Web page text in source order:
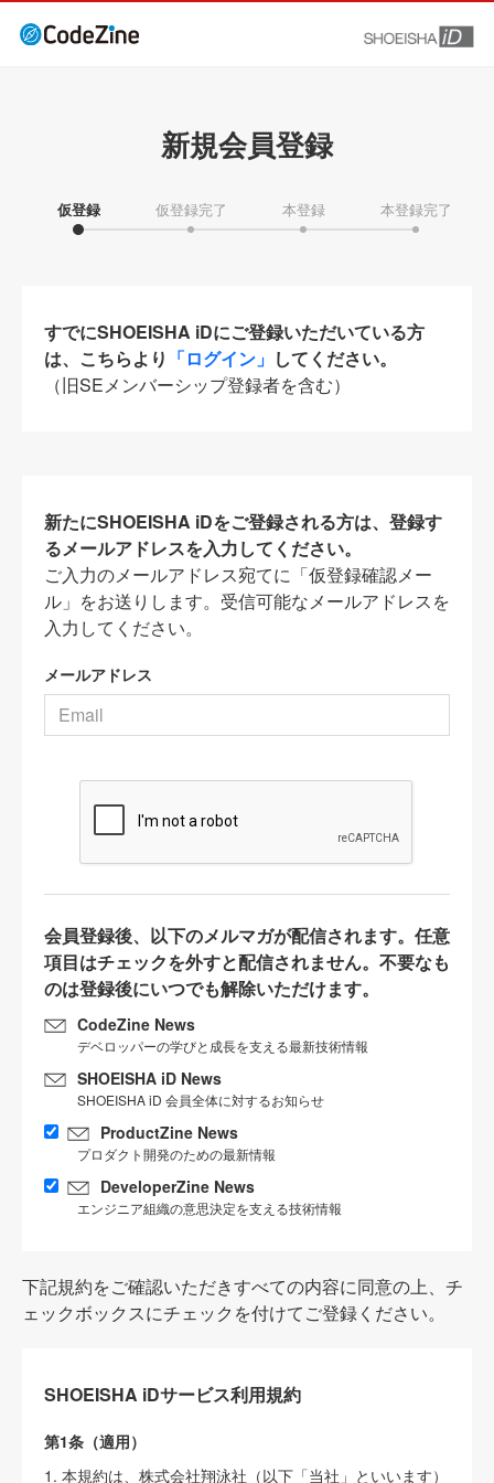
新規会員登録
仮登録 仮登録完了 本登録 本登録完了
すでにSHOEISHA iDにご登録いただいている方
は、こちらより 「ログイン」 してください。
（旧SEメンバーシップ登録者を含む）
新たにSHOEISHA iDをご登録される方は、登録す
るメールアドレスを入力してください。
ご入力のメールアドレス宛てに「仮登録確認メー
ル」をお送りします。受信可能なメールアドレスを
入力してください。
メールアドレス
会員登録後、以下のメルマガが配信されます。任意
項目はチェックを外すと配信されません。不要なも
のは登録後にいつでも解除いただけます。
CodeZine News
デベロッパーの学びと成長を支える最新技術情報
SHOEISHA iD News
SHOEISHA iD 会員全体に対するお知らせ
ProductZine News
プロダクト開発のための最新情報
DeveloperZine News
エンジニア組織の意思決定を支える技術情報
下記規約をご確認いただきすべての内容に同意の上、チ
ェックボックスにチェックを付けてご登録ください。
SHOEISHA iDサービス利用規約
第1条（適用）
1. 本規約は、株式会社翔泳社（以下「当社」といいます）